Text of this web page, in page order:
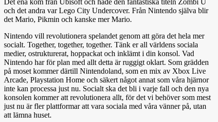
och det andra var Lego City Undercover. Från Nintendo själva blir
det Mario, Pikmin och kanske mer Mario.
Nintendo vill revolutionera spelandet genom att göra det hela mer
socialt. Together, together, together. Tänk er all världens sociala
medier, ostrukturerat, hoppackat och inklämt i din konsol. Vad
Nintendo har för plan med allt detta är ruggigt oklart. Som grädden
på moset kommer därtill Nintendoland, som en mix av Xbox Live
Arcade, Playstation Home och säkert något annat som våra hjärnor
inte kan processa just nu. Socialt ska det bli i varje fall och den nya
konsolen kommer att revolutionera allt, för det vi behöver som mest
just nu är fler plattformar att vara sociala med våra vänner på, utan
att lämna huset.